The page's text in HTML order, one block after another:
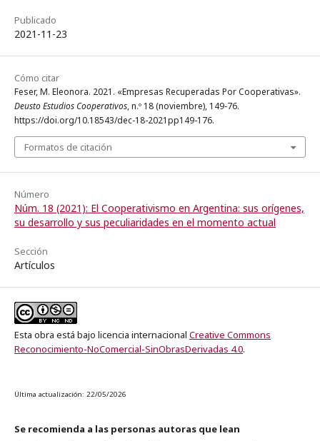
Publicado
2021-11-23
Cómo citar
Feser, M. Eleonora. 2021. «Empresas Recuperadas Por Cooperativas».
Deusto Estudios Cooperativos, n.º 18 (noviembre), 149-76.
https://doi.org/10.18543/dec-18-2021pp149-176.
Formatos de citación
Número
Núm. 18 (2021): El Cooperativismo en Argentina: sus orígenes,
su desarrollo y sus peculiaridades en el momento actual
Sección
Artículos
Esta obra está bajo licencia internacional Creative Commons
Reconocimiento-NoComercial-SinObrasDerivadas 4.0.
Última actualización: 22/05/2026
Se recomienda a las personas autoras que lean